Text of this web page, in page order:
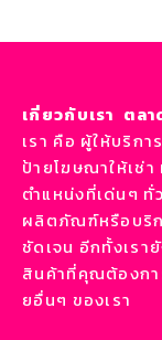
เกี่ยวกับเรา ตล
เรา คือ ผู้ให้บริก
ป้ายโฆษณาให้เช่
ตำแหน่งที่เด่นๆ
ผลิตภัณฑ์หรือบริก
ชัดเจน อีกทั้งเรา
สินค้าที่คุณต้องกา
ยอื่นๆ ของเรา